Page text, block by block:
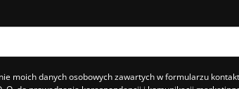
moich danych osobowych zawartych w formularzu